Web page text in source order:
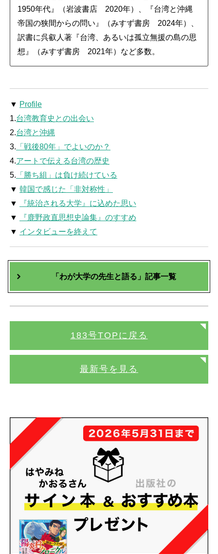
1950年代』（岩波書店 2020年）、『台湾と沖縄
帝国の狭間からの問い』（みすず書房 2024年）、
訳書に呉叡人著『台湾、あるいは孤立無援の島の思
想』（みすず書房 2021年）など多数。
▼ Profile
1.台湾教育史との出会い
2.台湾と沖縄
3. 「戦後80年」でよいのか？
4.アートで伝える台湾の歴史
5. 「勝ち組」は負け続けている
▼ 韓国で感じた「非対称性」
▼
『統治される大学』に込めた思い
▼
『鹿野政直思想史論集』のすすめ
▼ インタビューを終えて
「わが大学の先生と語る」記事一覧
183号TOPに戻る
最新号を見る